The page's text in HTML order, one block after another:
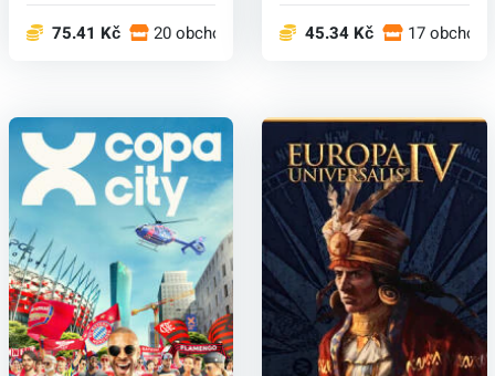
75.41 Kč 20 obchodech
konfli...
45.34 Kč 17